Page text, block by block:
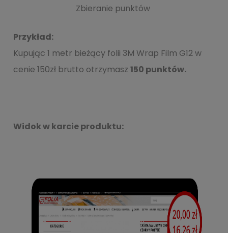
Zbieranie punktów
Przykład:
Kupując 1 metr bieżący folii 3M Wrap Film G12 w
cenie 150zł brutto otrzymasz 150 punktów.
Widok w karcie produktu: